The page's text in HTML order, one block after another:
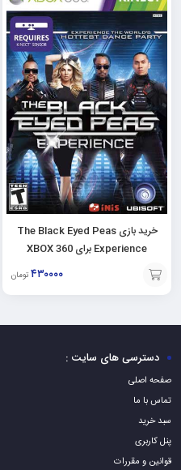
خرید بازی The Black Eyed Peas
Experience برای XBOX 360
۴۳۰۰۰۰ تومان
افزودن
به
دسترسی های سایت :
صفحه اصلی
تماس با ما
سبد خرید
پنل کاربری
قوانین و مقررات